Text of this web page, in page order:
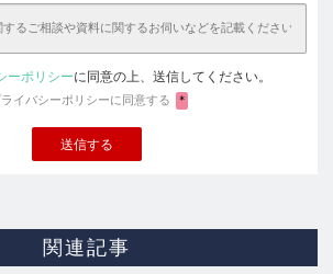
ーポリシーに同意の上、送信してください。
イバシーポリシーに同意する *
関連記事